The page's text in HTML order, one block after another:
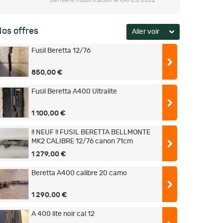
offres
Fusil Beretta 12/76
850,00 €
Fusil Beretta A400 Ultralite
1 100,00 €
!! NEUF !! FUSIL BERETTA BELLMONTE
MK2 CALIBRE 12/76 canon 71cm
1 279,00 €
Beretta A400 calibre 20 camo
1 290,00 €
A 400 lite noir cal 12